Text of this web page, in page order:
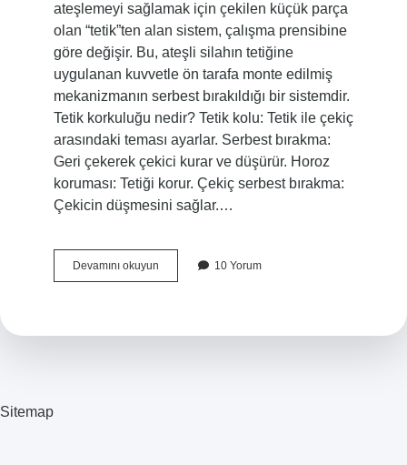
ateşlemeyi sağlamak için çekilen küçük parça
olan “tetik”ten alan sistem, çalışma prensibine
göre değişir. Bu, ateşli silahın tetiğine
uygulanan kuvvetle ön tarafa monte edilmiş
mekanizmanın serbest bırakıldığı bir sistemdir.
Tetik korkuluğu nedir? Tetik kolu: Tetik ile çekiç
arasındaki teması ayarlar. Serbest bırakma:
Geri çekerek çekici kurar ve düşürür. Horoz
koruması: Tetiği korur. Çekiç serbest bırakma:
Çekicin düşmesini sağlar.…
Devamını okuyunTetik
Ağırlığı
10 Yorum
Sitemap